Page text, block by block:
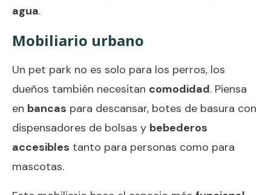
agua.
Mobiliario urbano
Un pet park no es solo para los perros, los
dueños también necesitan comodidad. Piensa
en bancas para descansar, botes de basura con
dispensadores de bolsas y bebederos
accesibles tanto para personas como para
mascotas.